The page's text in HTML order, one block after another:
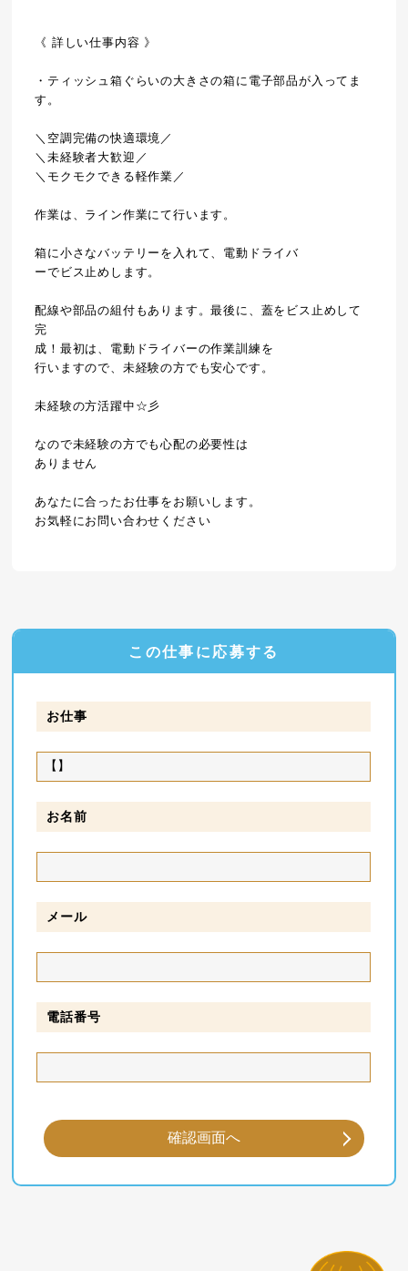
《 詳しい仕事内容 》
・ティッシュ箱ぐらいの大きさの箱に電子部品が入ってま
す。
＼空調完備の快適環境／
＼未経験者大歓迎／
＼モクモクできる軽作業／
作業は、ライン作業にて行います。
箱に小さなバッテリーを入れて、電動ドライバ
ーでビス止めします。
配線や部品の組付もあります。最後に、蓋をビス止めして
完
成！最初は、電動ドライバーの作業訓練を
行いますので、未経験の方でも安心です。
未経験の方活躍中☆彡
なので未経験の方でも心配の必要性は
ありません
あなたに合ったお仕事をお願いします。
お気軽にお問い合わせください
この仕事に応募する
お仕事
お名前
メール
電話番号